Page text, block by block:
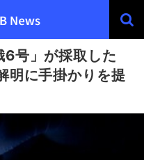
6号」が採取した
明に手掛かりを提